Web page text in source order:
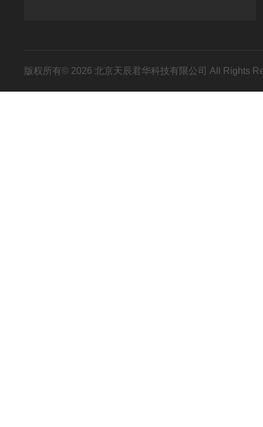
版权所有© 2026 北京天辰君华科技有限公司 All Rights